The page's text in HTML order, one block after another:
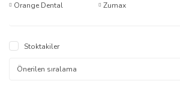
Orange Dental Zumax
Stoktakiler